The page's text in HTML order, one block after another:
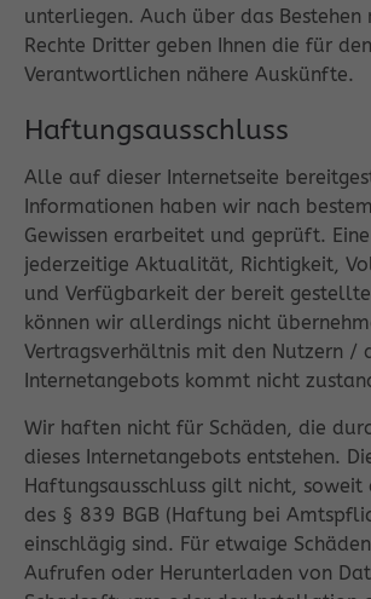
unterliegen. Auch über das Bestehen
Rechte Dritter geben Ihnen die für
Verantwortlichen nähere Auskünfte.
Haftungsausschluss
Alle auf dieser Internetseite
Informationen haben wir nach
Gewissen erarbeitet und geprüft.
jederzeitige Aktualität, Richtigkeit,
und Verfügbarkeit der bereit
können wir allerdings nicht
Vertragsverhältnis mit den Nutzern /
Internetangebots kommt nicht
Wir haften nicht für Schäden, die
dieses Internetangebots entstehen.
Haftungsausschluss gilt nicht, soweit
des § 839 BGB (Haftung bei
einschlägig sind. Für etwaige
Aufrufen oder Herunterladen von